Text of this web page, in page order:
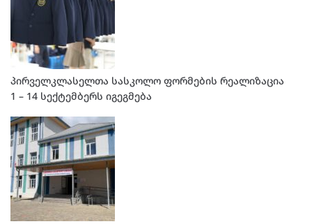
პირველკლასელთა სასკოლო ფორმების რეალიზაცია
1 – 14 სექტემბერს იგეგმება